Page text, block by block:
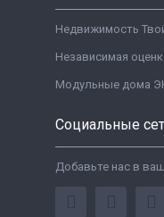
Недвижимость
Независимая
Модульные дома
Социальные
Добавьте нас в